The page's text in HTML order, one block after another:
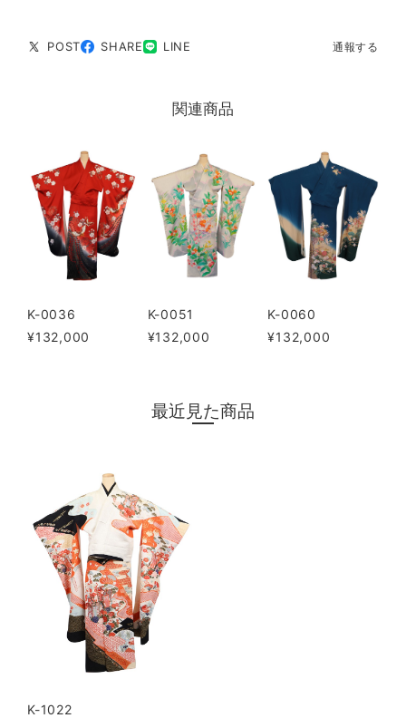
POST SHARE LINE 通報する
関連商品
K-0036
¥132,000
K-0051
¥132,000
K-0060
¥132,000
最近見た商品
K-1022